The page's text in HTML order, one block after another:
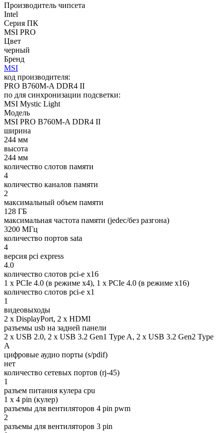
Производитель чипсета
Intel
Серия ПК
MSI PRO
Цвет
черный
Бренд
MSI
код производителя:
PRO B760M-A DDR4 II
по для синхронизации подсветки:
MSI Mystic Light
Модель
MSI PRO B760M-A DDR4 II
ширина
244 мм
высота
244 мм
количество слотов памяти
4
количество каналов памяти
2
максимальный объем памяти
128 ГБ
максимальная частота памяти (jedec/без разгона)
3200 МГц
количество портов sata
4
версия pci express
4.0
количество слотов pci-e x16
1 x PCIe 4.0 (в режиме x4), 1 x PCIe 4.0 (в режиме x16)
количество слотов pci-e x1
1
видеовыходы
2 x DisplayPort, 2 x HDMI
разъемы usb на задней панели
2 x USB 2.0, 2 x USB 3.2 Gen1 Type A, 2 x USB 3.2 Gen2 Type
A
цифровые аудио порты (s/pdif)
нет
количество сетевых портов (rj-45)
1
разъем питания кулера cpu
1 x 4 pin (кулер)
разъемы для вентиляторов 4 pin pwm
2
разъемы для вентиляторов 3 pin